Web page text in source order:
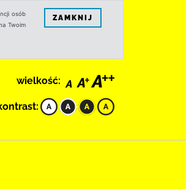
osób
Twoim
ZAMKNIJ
wielkość: